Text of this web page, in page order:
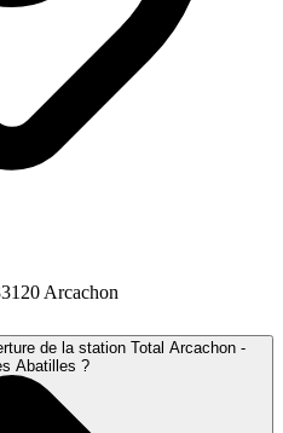
Arcachon
de la station Total Arcachon -
Abatilles ?